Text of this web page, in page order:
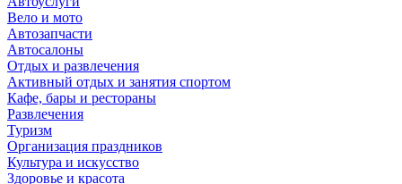
Вело и мото
Автозапчасти
Автосалоны
Отдых и развлечения
Активный отдых и занятия спортом
Кафе, бары и рестораны
Развлечения
Туризм
Организация праздников
Культура и искусство
Здоровье и красота